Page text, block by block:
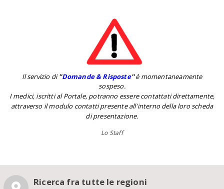
Il servizio di''Domande & Risposte''è momentaneamente
sospeso.
I medici, iscritti al Portale, potranno essere contattati direttamente,
attraverso il modulo contatti presente all'interno della loro scheda
di presentazione.
Lo Staff
Ricerca fra tutte le regioni